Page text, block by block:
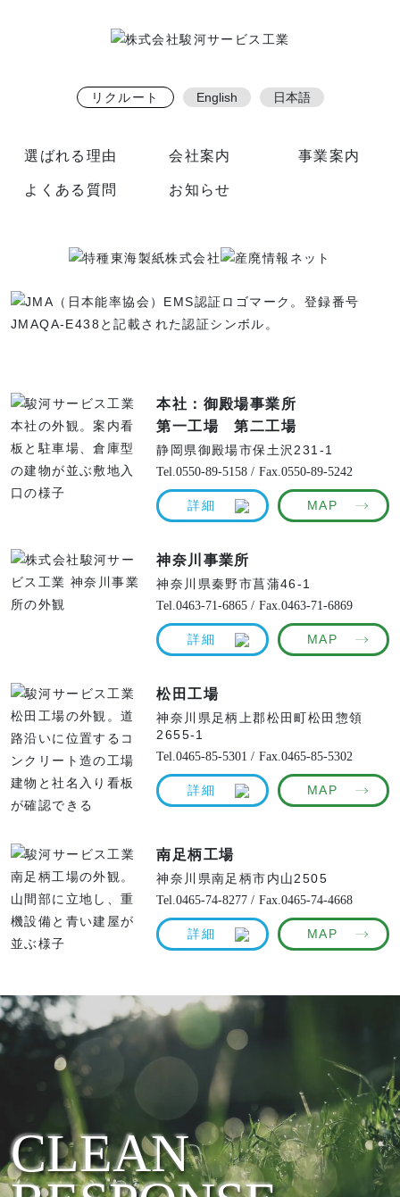
リクルート English 日本語
選ばれる理由 会社案内 事業案内
よくある質問 お知らせ
本社：御殿場事業所
第一工場 第二工場
静岡県御殿場市保土沢231-1
Tel.0550-89-5158 / Fax.0550-89-5242
詳細 MAP
神奈川事業所
神奈川県秦野市菖蒲46-1
Tel.0463-71-6865 / Fax.0463-71-6869
詳細 MAP
松田工場
神奈川県足柄上郡松田町松田惣領
2655-1
Tel.0465-85-5301 / Fax.0465-85-5302
詳細 MAP
南足柄工場
神奈川県南足柄市内山2505
Tel.0465-74-8277 / Fax.0465-74-4668
詳細 MAP
CLEAN